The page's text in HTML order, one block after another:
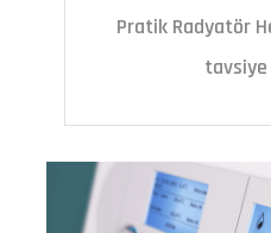
Pratik Radyatör
tavsiye